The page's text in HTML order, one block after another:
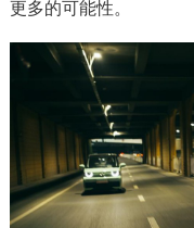
更多的可能性。